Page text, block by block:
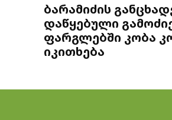
ბარამიძის
დაწყებული
ფარგლებში კობა
იკითხება